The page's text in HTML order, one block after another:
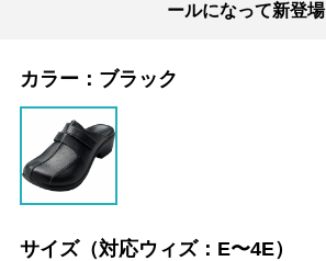
ールになって新登場
カラー： ブラック
サイズ（対応ウィズ：E〜4E）